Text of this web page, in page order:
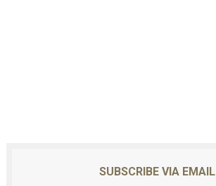
SUBSCRIBE VIA EMAIL